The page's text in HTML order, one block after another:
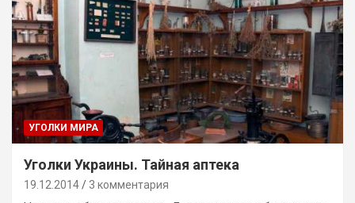
УГОЛКИ МИРА
Уголки Украины. Тайная аптека
19.12.2014 3 комментария